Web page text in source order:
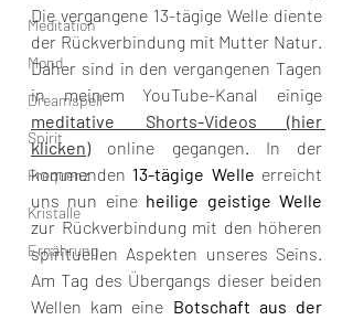
Meditation
Mond
Dreamspell
Spirit
Frequenz
Kristalle
Ernährung
Die vergangene 13-tägige Welle diente
der Rückverbindung mit Mutter Natur.
Daher sind in den vergangenen Tagen
meditative Shorts-Videos (hier
klicken) online gegangen. In der
kommenden 13-tägige Welle erreicht
uns nun eine
zur Rückverbindung mit den höheren
spirituellen Aspekten unseres Seins.
Am Tag des Übergangs dieser beiden
Wellen kam eine Botschaft aus der